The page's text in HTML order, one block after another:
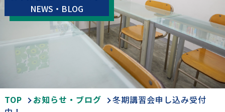
NEWS・BLOG
TOP お知らせ・ブログ
冬期講習会申し込み受付